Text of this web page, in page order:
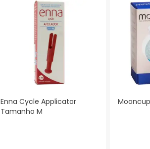
Enna Cycle Applicator
Tamanho M